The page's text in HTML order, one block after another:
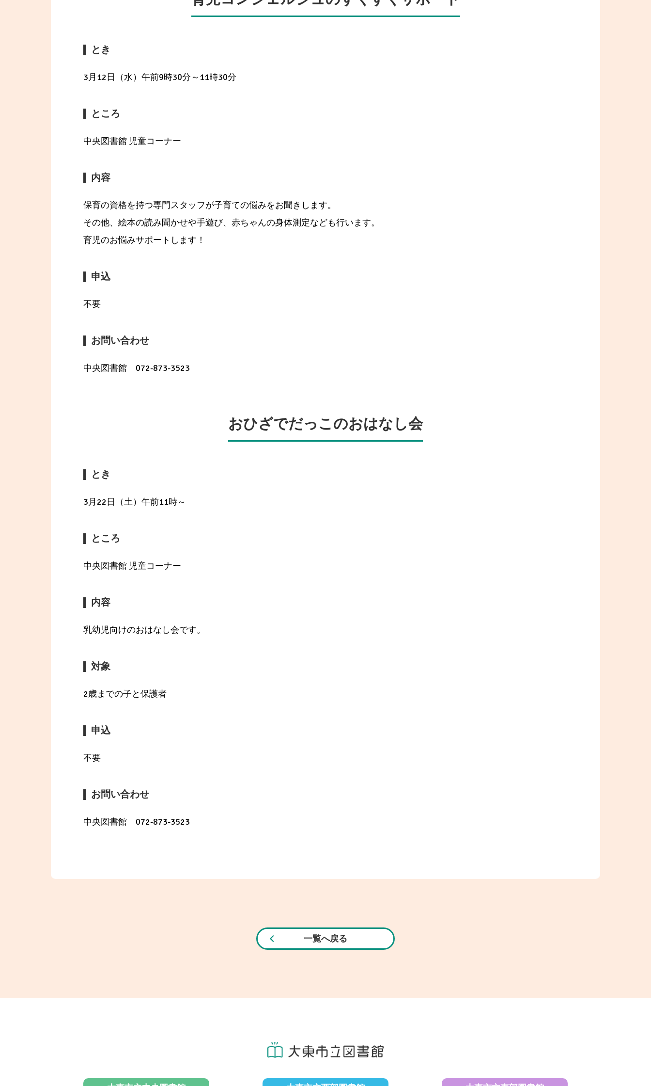
とき
3月12日（水）午前9時30分～11時30分
ところ
中央図書館 児童コーナー
内容
保育の資格を持つ専門スタッフが子育ての悩みをお聞きします。
その他、絵本の読み聞かせや手遊び、赤ちゃんの身体測定なども行います。
育児のお悩みサポートします！
申込
不要
お問い合わせ
中央図書館 072-873-3523
おひざでだっこのおはなし会
とき
3月22日（土）午前11時～
ところ
中央図書館 児童コーナー
内容
乳幼児向けのおはなし会です。
対象
2歳までの子と保護者
申込
不要
お問い合わせ
中央図書館 072-873-3523
一覧へ戻る